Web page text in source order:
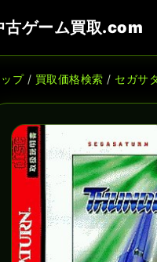
古ゲーム買取.com
ップ/ 買取価格検索 / セガサ